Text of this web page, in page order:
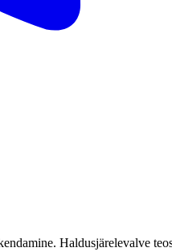
Haldusjärelevalve